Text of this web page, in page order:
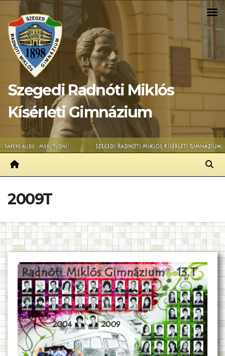
content
Szegedi Radnóti Miklós
Kísérleti Gimnázium
2009T